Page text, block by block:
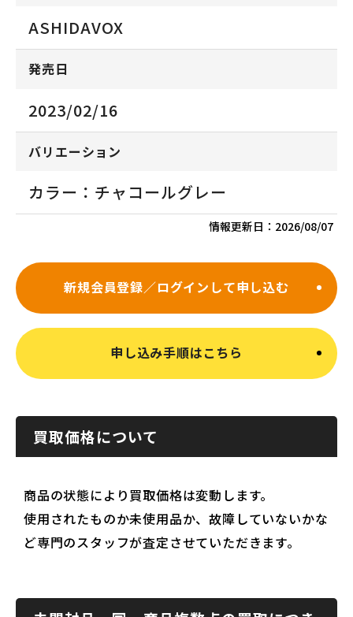
ASHIDAVOX
発売日
2023/02/16
バリエーション
カラー：チャコールグレー
情報更新日： 2026/08/07
新規会員登録／ログインして申し込む
申し込み手順はこちら
買取価格について
商品の状態により買取価格は変動します。
使用されたものか未使用品か、故障していないかな
ど専門のスタッフが査定させていただきます。